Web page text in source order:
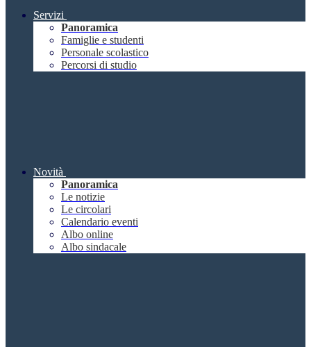
Servizi
Panoramica
Famiglie e studenti
Personale scolastico
Percorsi di studio
Novità
Panoramica
Le notizie
Le circolari
Calendario eventi
Albo online
Albo sindacale